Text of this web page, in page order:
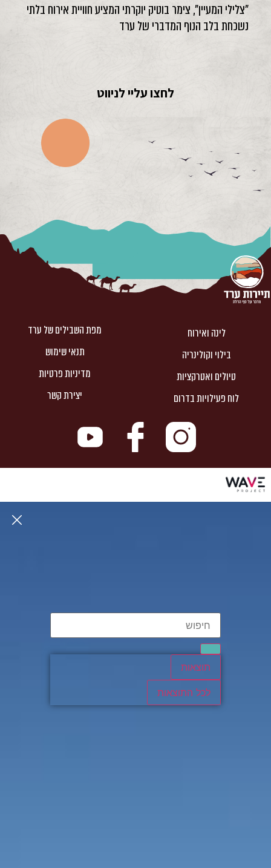
"צלילי המעיין", צימר בוטיק יוקרתי המציע חוויית אירוח בלתי
נשכחת בלב הנוף המדברי של ערד
לחצו עליי לניווט
לינה ואירוח
בילוי וקולינריה
טיולים ואטרקציות
לוח פעילויות בדרום
מפת השבילים של ערד
תנאי שימוש
מדיניות פרטיות
יצירת קשר
תוצאות
לכל התוצאות